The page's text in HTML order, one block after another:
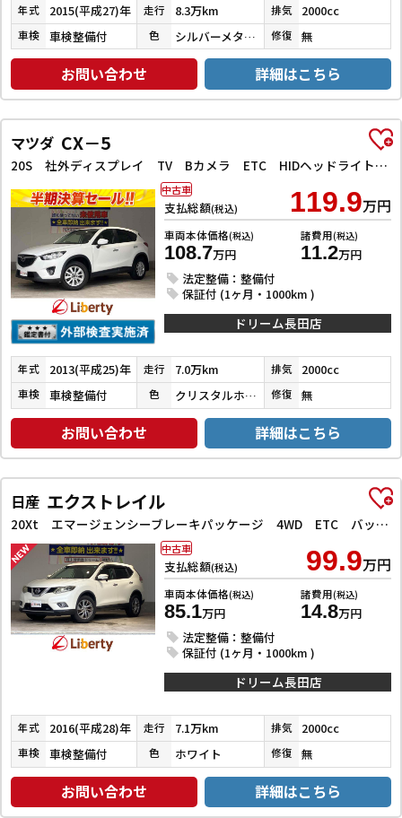
年式 2015(平成27)年 走行 8.3万km 排気 2000cc
車検 車検整備付 色 シルバーメタリック 修復 無
お問い合わせ 詳細はこちら
マツダ CX－5
20S 社外ディスプレイ TV Bカメラ ETC HIDヘッドライト フォグライト スマートキー プッシュスタート 革巻きステアリング 電動格納ミラー 純正アルミホイール
支払総額(税込) 119.9万円
車両本体価格(税込)
108.7万円
諸費用(税込)
11.2万円
法定整備：整備付
保証付 (1ヶ月・1000km )
中古車
ドリーム長田店
年式 2013(平成25)年 走行 7.0万km 排気 2000cc
車検 車検整備付 色 クリスタルホワイトパールマイカ 修復 無
お問い合わせ 詳細はこちら
日産 エクストレイル
20Xt エマージェンシーブレーキパッケージ 4WD ETC バックカメラ クリアランスソナー オートクルーズコントロール 衝突被害軽減システム ナビ TV オートライト LEDヘッドランプ 電動リアゲート アルミホイール スマートキー
支払総額(税込) 99.9万円
車両本体価格(税込)
85.1万円
諸費用(税込)
14.8万円
法定整備：整備付
保証付 (1ヶ月・1000km )
中古車
ドリーム長田店
年式 2016(平成28)年 走行 7.1万km 排気 2000cc
車検 車検整備付 色 ホワイト 修復 無
お問い合わせ 詳細はこちら